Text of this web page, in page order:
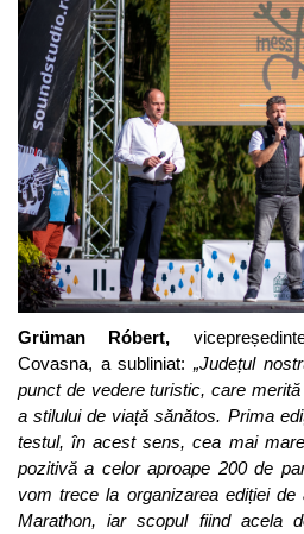
Grüman Róbert,
Covasna, a subliniat: „Județul
punct de vedere turistic, care
a stilului de viață sănătos. Prima
testul, în acest sens, cea mai
pozitivă a celor aproape 200 de
vom trece la organizarea ediției de
Marathon, iar scopul fiind acela